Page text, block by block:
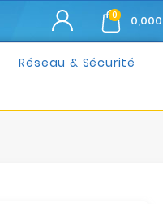
0
Réseau & Sécurité